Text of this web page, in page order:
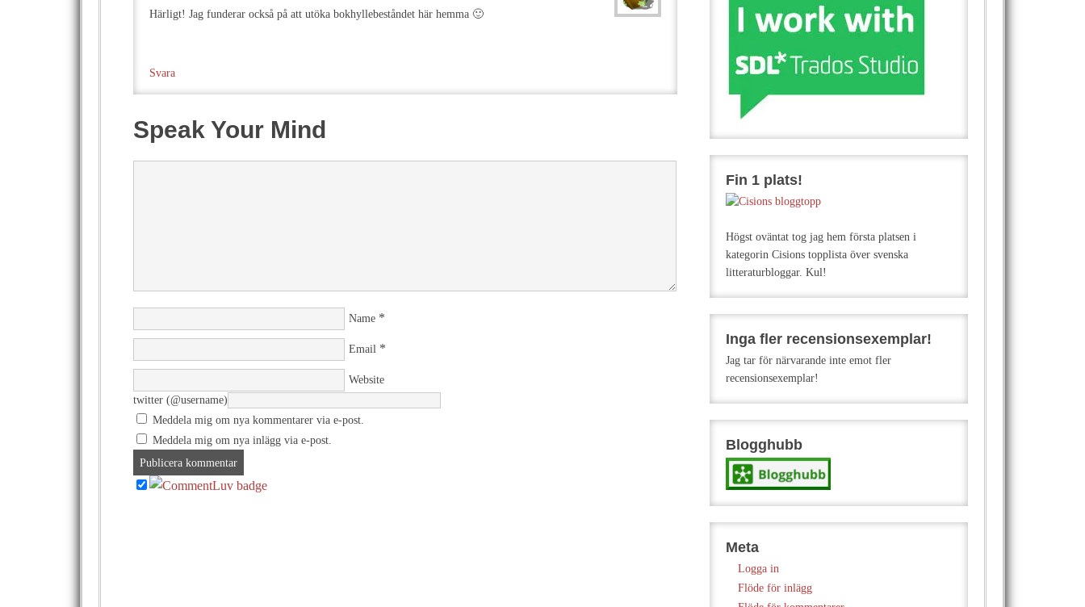
Härligt! Jag funderar också på att utöka bokhyllebeståndet här hemma 🙂
Svara
Speak Your Mind
Name *
Email *
Website
twitter (@username)
Meddela mig om nya kommentarer via e-post.
Meddela mig om nya inlägg via e-post.
Fin 1 plats!
Högst oväntat tog jag hem första platsen i
kategorin Cisions topplista över svenska
litteraturbloggar. Kul!
Inga fler recensionsexemplar!
Jag tar för närvarande inte emot fler
recensionsexemplar!
Blogghubb
Meta
Logga in
Flöde för inlägg